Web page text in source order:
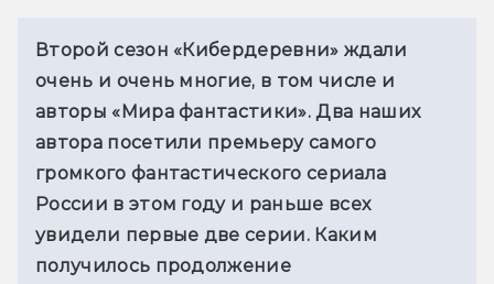
Второй сезон «Кибердеревни» ждали
очень и очень многие, в том числе и
авторы «Мира фантастики». Два наших
автора посетили премьеру самого
громкого фантастического сериала
России в этом году и раньше всех
увидели первые две серии. Каким
получилось продолжение